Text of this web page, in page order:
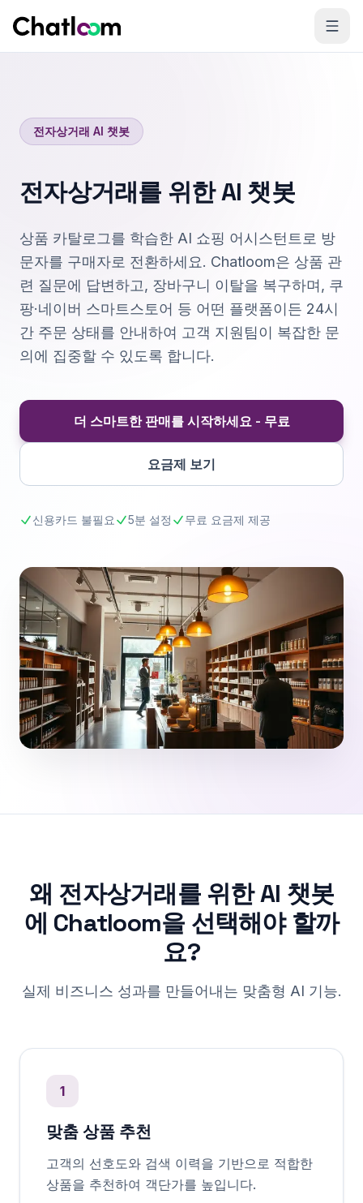
전자상거래 AI 챗봇
전자상거래를 위한 AI 챗봇
상품 카탈로그를 학습한 AI 쇼핑 어시스턴트로 방
문자를 구매자로 전환하세요. Chatloom은 상품 관
련 질문에 답변하고, 장바구니 이탈을 복구하며, 쿠
팡·네이버 스마트스토어 등 어떤 플랫폼이든 24시
간 주문 상태를 안내하여 고객 지원팀이 복잡한 문
의에 집중할 수 있도록 합니다.
더 스마트한 판매를 시작하세요 - 무료
요금제 보기
신용카드 불필요 5분 설정 무료 요금제 제공
왜 전자상거래를 위한 AI 챗봇
에 Chatloom을 선택해야 할까
요?
실제 비즈니스 성과를 만들어내는 맞춤형 AI 기능.
1
맞춤 상품 추천
고객의 선호도와 검색 이력을 기반으로 적합한
상품을 추천하여 객단가를 높입니다.